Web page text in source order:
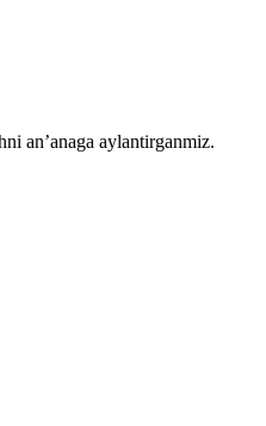
an’anaga aylantirganmiz.